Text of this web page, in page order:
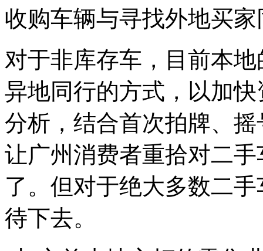
收购车辆与寻找外地买
对于非库存车，目前本
异地同行的方式，以加
分析，结合首次拍牌、
让广州消费者重拾对二
了。但对于绝大多数二
待下去。